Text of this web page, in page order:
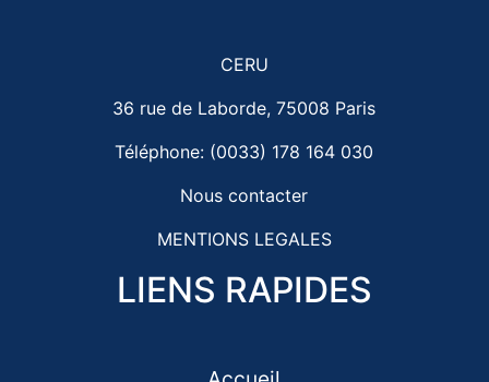
CERU
36 rue de Laborde, 75008 Paris
Téléphone: (0033) 178 164 030
Nous contacter
MENTIONS LEGALES
LIENS RAPIDES